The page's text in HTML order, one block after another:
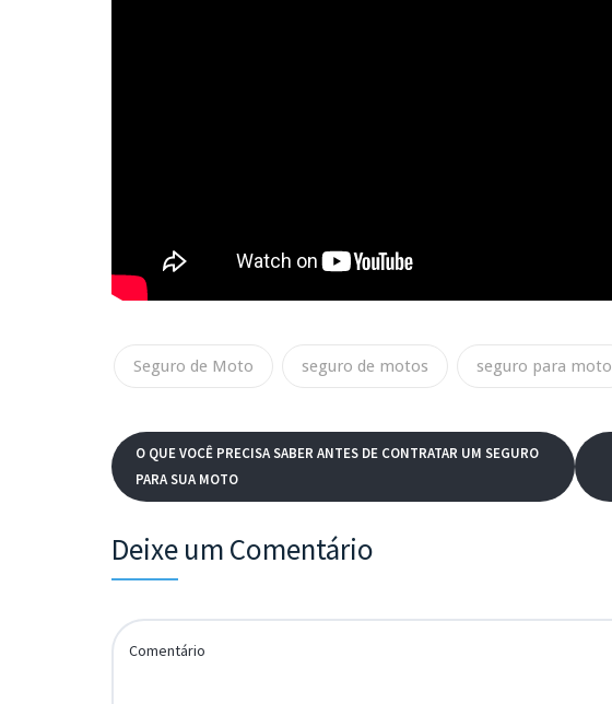
Seguro de Moto seguro de motos seguro para moto
O QUE VOCÊ PRECISA SABER ANTES DE CONTRATAR UM SEGURO
PARA SUA MOTO
Deixe um Comentário